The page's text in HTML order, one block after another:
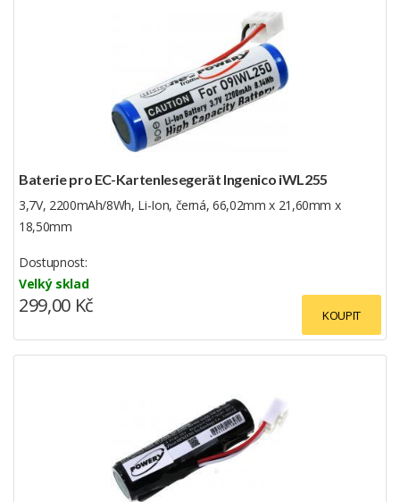
Baterie pro EC-Kartenlesegerät Ingenico iWL255
3,7V, 2200mAh/8Wh, Li-Ion, černá, 66,02mm x 21,60mm x
18,50mm
Dostupnost:
Velký sklad
KOUPIT
299,00 Kč